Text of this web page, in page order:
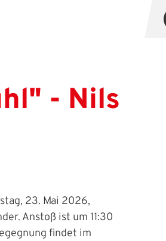
- Nils
23. Mai 2026,
Anstoß ist um 11:30
findet im